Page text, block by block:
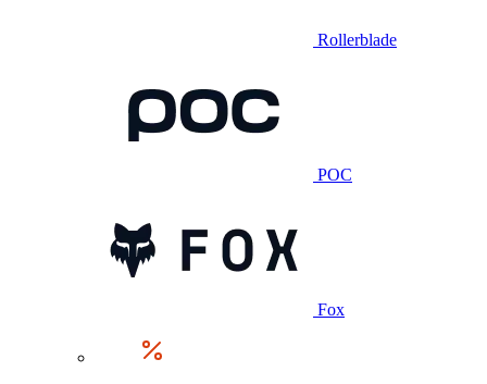
Rollerblade
POC
Fox